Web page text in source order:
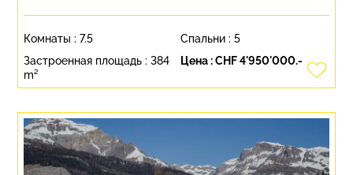
Цена :CHF 4'950'000.-
Комнаты :7.5 Спальни : 5
Застроенная площадь :384
m²